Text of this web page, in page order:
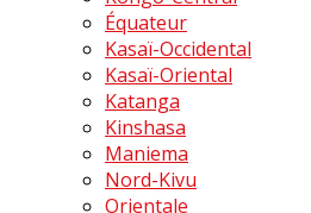
Équateur
Kasaï-Occidental
Kasaï-Oriental
Katanga
Kinshasa
Maniema
Nord-Kivu
Orientale